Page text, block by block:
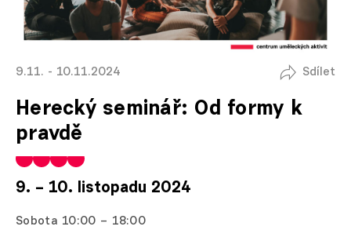
9.11. - 10.11.2024 Sdílet
Herecký seminář: Od formy k
pravdě
9. – 10. listopadu 2024
Sobota 10:00 – 18:00